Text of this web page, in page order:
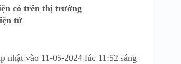
có trên thị trường
từ
nhật vào 11-05-2024 lúc 11:52 sáng